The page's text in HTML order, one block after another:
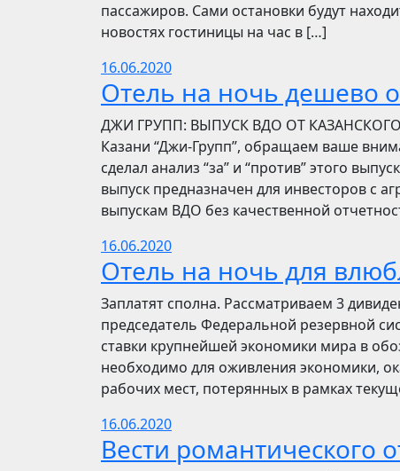
пассажиров. Сами остановки будут
новостях гостиницы на час в […]
16.06.2020
Отель на ночь дешево
​​ДЖИ ГРУПП: ВЫПУСК ВДО ОТ КАЗАНСКОГО
Казани “Джи-Групп”, обращаем ваше
сделал анализ “за” и “против” этого
выпуск предназначен для инвесторов с
выпускам ВДО без качественной
16.06.2020
Отель на ночь для
Заплатят сполна. Рассматриваем 3
председатель Федеральной резервной
ставки крупнейшей экономики мира в
необходимо для оживления экономики,
рабочих мест, потерянных в рамках
16.06.2020
Вести романтического